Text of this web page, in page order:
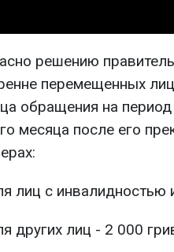
решению
перемещенных
обращения на
месяца после его
лиц с инвалидностью
других лиц - 2 000